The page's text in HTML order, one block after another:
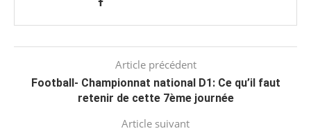
Article précédent
Football- Championnat national D1: Ce qu’il faut
retenir de cette 7ème journée
Article suivant